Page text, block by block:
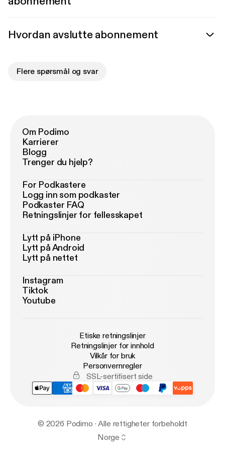
Hvordan avslutte abonnement
Flere spørsmål og svar
Om Podimo
Karrierer
Blogg
Trenger du hjelp?
For Podkastere
Logg inn som podkaster
Podkaster FAQ
Retningslinjer for fellesskapet
Lytt på iPhone
Lytt på Android
Lytt på nettet
Instagram
Tiktok
Youtube
Etiske retningslinjer
Retningslinjer for innhold
Vilkår for bruk
Personvernregler
SSL-sertifisert side
© 2026 Podimo · Alle rettigheter forbeholdt
Norge